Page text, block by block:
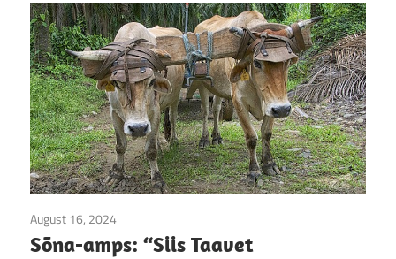
August 16, 2024
Sõna-amps: “Siis Taavet